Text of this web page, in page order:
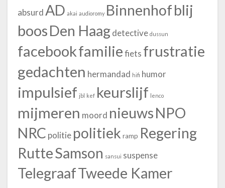
absurd AD akai audioromy Binnenhofblij
boosDen Haagdetective dussun
facebookfamiliefiets frustratie
gedachten hermandad hifi humor
impulsief jbl kef keurslijf lenco
mijmeren moord nieuwsNPO
NRC politie politiek ramp Regering
RutteSamson sansui suspense
TelegraafTweede Kamer